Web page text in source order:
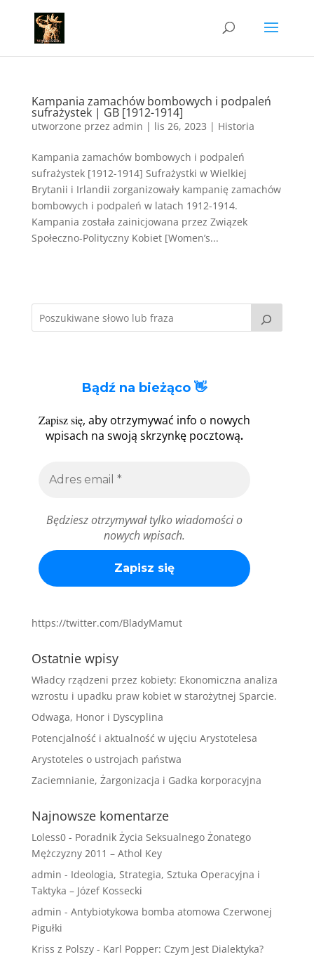
Kampania zamachów bombowych i podpaleń
sufrażystek | GB [1912-1914]
utworzone przez admin | lis 26, 2023 | Historia
Kampania zamachów bombowych i podpaleń
sufrażystek [1912-1914] Sufrażystki w Wielkiej
Brytanii i Irlandii zorganizowały kampanię zamachów
bombowych i podpaleń w latach 1912-1914.
Kampania została zainicjowana przez Związek
Społeczno-Polityczny Kobiet [Women’s...
Bądź na bieżąco 👋
Zapisz się, aby otrzymywać info o nowych
wpisach na swoją skrzynkę pocztową.
Będziesz otrzymywał tylko wiadomości o
nowych wpisach.
https://twitter.com/BladyMamut
Ostatnie wpisy
Władcy rządzeni przez kobiety: Ekonomiczna analiza
wzrostu i upadku praw kobiet w starożytnej Sparcie.
Odwaga, Honor i Dyscyplina
Potencjalność i aktualność w ujęciu Arystotelesa
Arystoteles o ustrojach państwa
Zaciemnianie, Żargonizacja i Gadka korporacyjna
Najnowsze komentarze
Loless0- Poradnik Życia Seksualnego Żonatego
Mężczyzny 2011 – Athol Key
admin - Ideologia, Strategia, Sztuka Operacyjna i
Taktyka – Józef Kossecki
admin - Antybiotykowa bomba atomowa Czerwonej
Pigułki
Kriss z Polszy- Karl Popper: Czym Jest Dialektyka?